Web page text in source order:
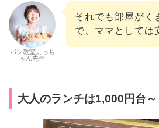
パン教室よっち
ゃん先生
それでも部屋がく
で、ママとしては
大人のランチは1,000円台～